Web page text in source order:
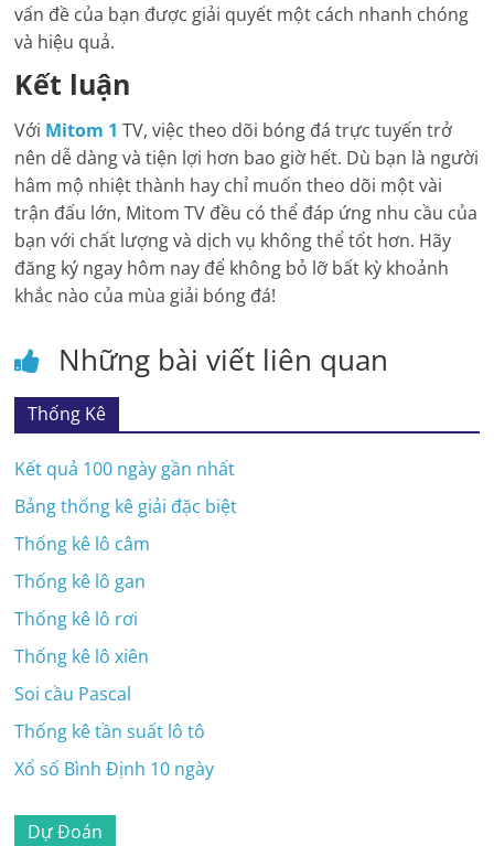
vấn đề của bạn được giải quyết một cách nhanh chóng
và hiệu quả.
Kết luận
Với Mitom 1 TV, việc theo dõi bóng đá trực tuyến trở
nên dễ dàng và tiện lợi hơn bao giờ hết. Dù bạn là người
hâm mộ nhiệt thành hay chỉ muốn theo dõi một vài
trận đấu lớn, Mitom TV đều có thể đáp ứng nhu cầu của
bạn với chất lượng và dịch vụ không thể tốt hơn. Hãy
đăng ký ngay hôm nay để không bỏ lỡ bất kỳ khoảnh
khắc nào của mùa giải bóng đá!
Những bài viết liên quan
Thống Kê
Kết quả 100 ngày gần nhất
Bảng thống kê giải đặc biệt
Thống kê lô câm
Thống kê lô gan
Thống kê lô rơi
Thống kê lô xiên
Soi cầu Pascal
Thống kê tần suất lô tô
Xổ số Bình Định 10 ngày
Dự Đoán